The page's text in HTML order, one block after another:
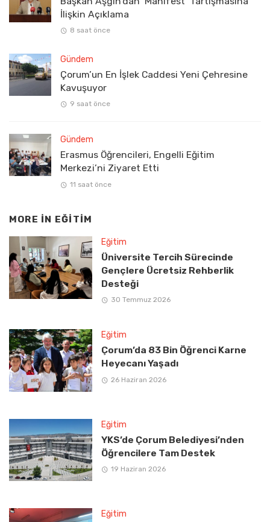
İlişkin Açıklama
8 saat önce
Gündem
Çorum’un En İşlek Caddesi Yeni Çehresine
Kavuşuyor
9 saat önce
Gündem
Erasmus Öğrencileri, Engelli Eğitim
Merkezi’ni Ziyaret Etti
11 saat önce
MORE IN EĞITIM
Eğitim
Üniversite Tercih Sürecinde
Gençlere Ücretsiz Rehberlik
Desteği
30 Temmuz 2026
Eğitim
Çorum’da 83 Bin Öğrenci Karne
Heyecanı Yaşadı
26 Haziran 2026
Eğitim
YKS’de Çorum Belediyesi’nden
Öğrencilere Tam Destek
19 Haziran 2026
Eğitim